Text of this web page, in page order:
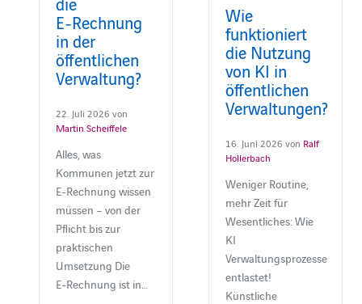
E‑Rechnung
in der
öffentlichen
Verwaltung?
22. Juli 2026 von
Martin Scheiffele
Alles, was
Kommunen jetzt zur
E‑Rechnung wissen
müssen – von der
Pflicht bis zur
praktischen
Umsetzung Die
E‑Rechnung ist in…
Wie
funktioniert
die Nutzung
von KI in
öffentlichen
Verwaltungen?
16. Juni 2026 von Ralf
Hollerbach
Weniger Routine,
mehr Zeit für
Wesentliches: Wie
KI
Verwaltungsprozesse
entlastet!
Künstliche